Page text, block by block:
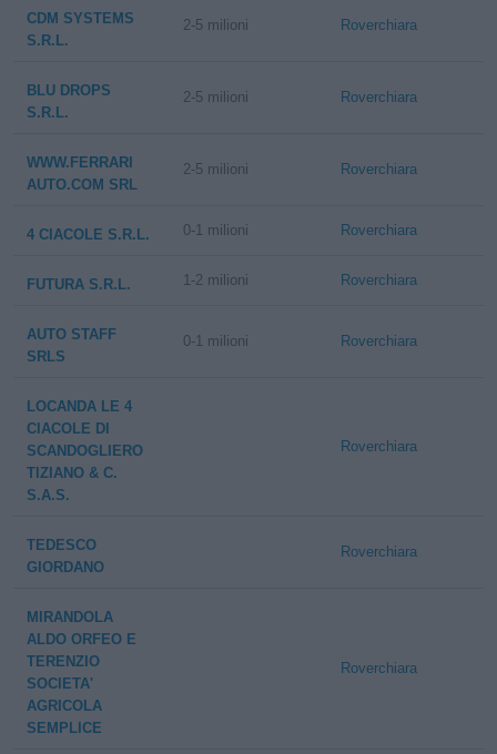
CDM SYSTEMS
S.R.L.
2-5 milioni Roverchiara
BLU DROPS
S.R.L.
2-5 milioni Roverchiara
WWW.FERRARI
AUTO.COM SRL
2-5 milioni Roverchiara
4 CIACOLE S.R.L. 0-1 milioni Roverchiara
FUTURA S.R.L. 1-2 milioni Roverchiara
AUTO STAFF
SRLS
0-1 milioni Roverchiara
LOCANDA LE 4
CIACOLE DI
SCANDOGLIERO
TIZIANO & C.
S.A.S.
Roverchiara
TEDESCO
GIORDANO
Roverchiara
MIRANDOLA
ALDO ORFEO E
TERENZIO
SOCIETA'
AGRICOLA
SEMPLICE
Roverchiara